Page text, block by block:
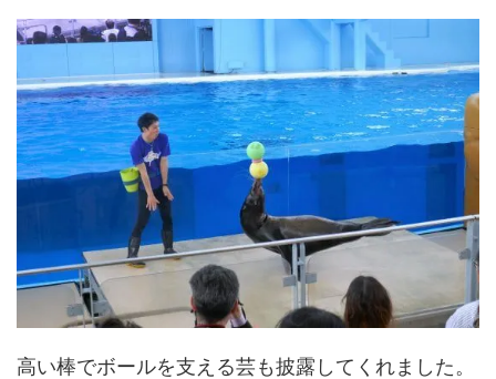
高い棒でボールを支える芸も披露してくれました。